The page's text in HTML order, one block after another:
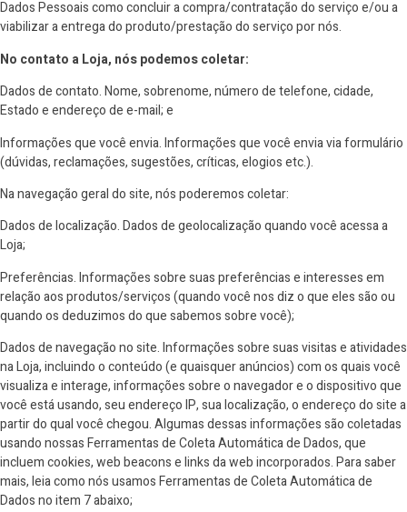
Dados Pessoais como concluir a compra/contratação do serviço e/ou a
viabilizar a entrega do produto/prestação do serviço por nós.
No contato a Loja, nós podemos coletar:
Dados de contato. Nome, sobrenome, número de telefone, cidade,
Estado e endereço de e-mail; e
Informações que você envia. Informações que você envia via formulário
(dúvidas, reclamações, sugestões, críticas, elogios etc.).
Na navegação geral do site, nós poderemos coletar:
Dados de localização. Dados de geolocalização quando você acessa a
Loja;
Preferências. Informações sobre suas preferências e interesses em
relação aos produtos/serviços (quando você nos diz o que eles são ou
quando os deduzimos do que sabemos sobre você);
Dados de navegação no site. Informações sobre suas visitas e atividades
na Loja, incluindo o conteúdo (e quaisquer anúncios) com os quais você
visualiza e interage, informações sobre o navegador e o dispositivo que
você está usando, seu endereço IP, sua localização, o endereço do site a
partir do qual você chegou. Algumas dessas informações são coletadas
usando nossas Ferramentas de Coleta Automática de Dados, que
incluem cookies, web beacons e links da web incorporados. Para saber
mais, leia como nós usamos Ferramentas de Coleta Automática de
Dados no item 7 abaixo;